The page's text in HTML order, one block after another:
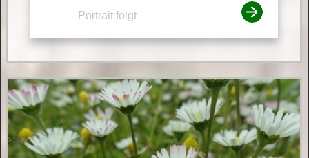
Portrait folgt